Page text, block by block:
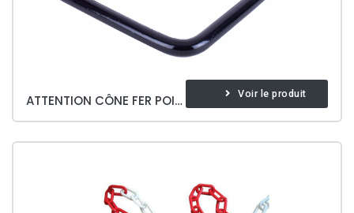
ATTENTION CÔNE FER POIDS 3,6 KG Voir le produit